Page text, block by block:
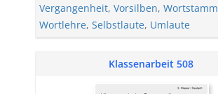
Vergangenheit, Vorsilben, Wortstamm
Wortlehre, Selbstlaute, Umlaute
Klassenarbeit 508